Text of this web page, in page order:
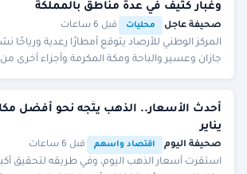
وغبار كثيف في عدة مناطق بالمملكة
صحيفة عاجل محليات قبل 6 ساعات
المركز الوطني للأرصاد يتوقع أمطارًا رعدية
جازان وعسير والباحة ومكة المكرمة وأجزاء أخرى
أحدث الأسعار.. الذهب يتّجه نحو أفضل
يناير
صحيفة اليوم اقتصاد واسهم قبل 6 ساعات
استقرت أسعار ‌الذهب اليوم، وفي طريقه لتحقيق